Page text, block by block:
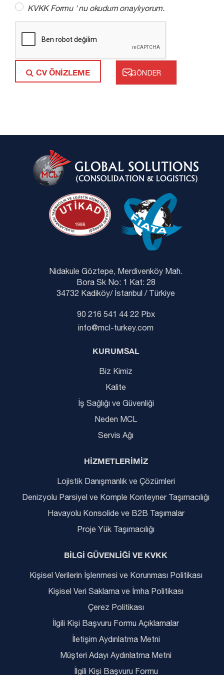
KVKK Formu' nu okudum onaylıyorum.
CV ÖNİZLEME
Nidakule Göztepe, Merdivenköy Mah.
Bora Sk No: 1 Kat: 28
34732 Kadiköy/ İstanbul / Türkiye
90 216 541 44 22 Pbx
info@mcl-turkey.com
KURUMSAL
Biz Kimiz
Kalite
İş Sağlığı ve Güvenliği
Neden MCL
Servis Ağı
HİZMETLERİMİZ
Lojistik Danışmanlık ve Çözümleri
Denizyolu Parsiyel ve Komple Konteyner Taşımacılığı
Havayolu Konsolide ve B2B Taşımalar
Proje Yük Taşımacılığı
BİLGİ GÜVENLİĞİ VE KVKK
Kişisel Verilerin İşlenmesi ve Korunması Politikası
Kişisel Veri Saklama ve İmha Politikası
Çerez Politikası
İlgili Kişi Başvuru Formu Açıklamalar
İletişim Aydınlatma Metni
Müşteri Adayı Aydınlatma Metni
İlgili Kişi Başvuru Formu